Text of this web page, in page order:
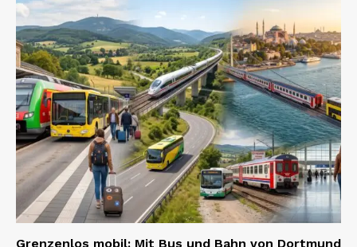
Grenzenlos mobil: Mit Bus und Bahn von Dortmund